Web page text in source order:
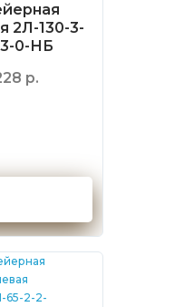
2Л-130-3-
0-НБ
р.